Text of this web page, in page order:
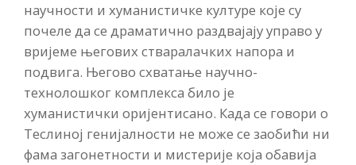
научности и хуманистичке културе које су
почеле да се драматично раздвајају управо у
вријеме његових стваралачких напора и
подвига. Његово схватање научно-
технолошког комплекса било је
хуманистички оријентисано. Када се говори о
Теслиној генијалности не може се заобићи ни
фама загонетности и мистерије која обавија